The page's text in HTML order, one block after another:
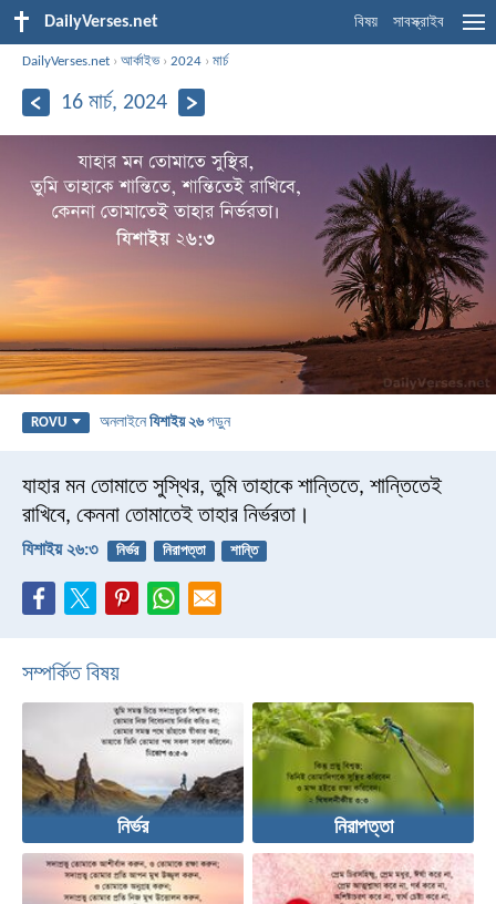
DailyVerses.net বিষয় সাবস্ক্রাইব
DailyVerses.net ›আর্কাইভ›2024 ›মার্চ
16 মার্চ, 2024
ROVU অনলাইনেযিশাইয় ২৬ পড়ুন
যাহার মন তোমাতে সুস্থির, তুমি তাহাকে শান্তিতে, শান্তিতেই
রাখিবে, কেননা তোমাতেই তাহার নির্ভরতা।
যিশাইয় ২৬:৩ নির্ভর নিরাপত্তা শান্তি
সম্পর্কিত বিষয়
নির্ভর নিরাপত্তা